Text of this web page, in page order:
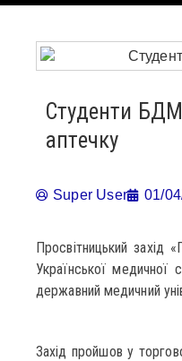
Студенти
аптечку
Super User 01/
Просвітницький захід
Української медичної
державний медичний
Захід пройшов у